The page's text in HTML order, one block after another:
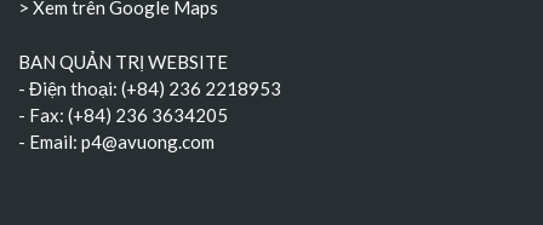
> Xem trên Google Maps
BAN QUẢN TRỊ WEBSITE
- Điện thoại: (+84) 236 2218953
- Fax: (+84) 236 3634205
- Email: p4@avuong.com